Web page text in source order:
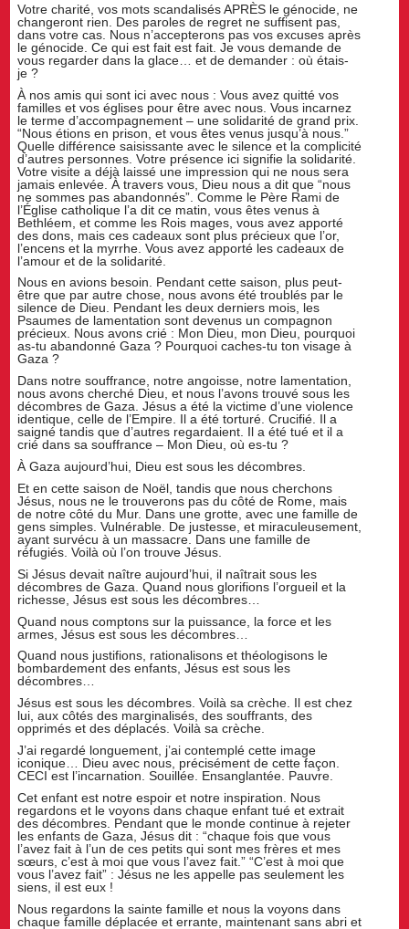
Votre charité, vos mots scandalisés APRÈS le génocide, ne
changeront rien. Des paroles de regret ne suffisent pas,
dans votre cas. Nous n’accepterons pas vos excuses après
le génocide. Ce qui est fait est fait. Je vous demande de
vous regarder dans la glace… et de demander : où étais-
je ?
À nos amis qui sont ici avec nous : Vous avez quitté vos
familles et vos églises pour être avec nous. Vous incarnez
le terme d’accompagnement – une solidarité de grand prix.
“Nous étions en prison, et vous êtes venus jusqu’à nous.”
Quelle différence saisissante avec le silence et la complicité
d’autres personnes. Votre présence ici signifie la solidarité.
Votre visite a déjà laissé une impression qui ne nous sera
jamais enlevée. À travers vous, Dieu nous a dit que “nous
ne sommes pas abandonnés”. Comme le Père Rami de
l’Église catholique l’a dit ce matin, vous êtes venus à
Bethléem, et comme les Rois mages, vous avez apporté
des dons, mais ces cadeaux sont plus précieux que l’or,
l’encens et la myrrhe. Vous avez apporté les cadeaux de
l’amour et de la solidarité.
Nous en avions besoin. Pendant cette saison, plus peut-
être que par autre chose, nous avons été troublés par le
silence de Dieu. Pendant les deux derniers mois, les
Psaumes de lamentation sont devenus un compagnon
précieux. Nous avons crié : Mon Dieu, mon Dieu, pourquoi
as-tu abandonné Gaza ? Pourquoi caches-tu ton visage à
Gaza ?
Dans notre souffrance, notre angoisse, notre lamentation,
nous avons cherché Dieu, et nous l’avons trouvé sous les
décombres de Gaza. Jésus a été la victime d’une violence
identique, celle de l’Empire. Il a été torturé. Crucifié. Il a
saigné tandis que d’autres regardaient. Il a été tué et il a
crié dans sa souffrance – Mon Dieu, où es-tu ?
À Gaza aujourd’hui, Dieu est sous les décombres.
Et en cette saison de Noël, tandis que nous cherchons
Jésus, nous ne le trouverons pas du côté de Rome, mais
de notre côté du Mur. Dans une grotte, avec une famille de
gens simples. Vulnérable. De justesse, et miraculeusement,
ayant survécu à un massacre. Dans une famille de
réfugiés. Voilà où l’on trouve Jésus.
Si Jésus devait naître aujourd’hui, il naîtrait sous les
décombres de Gaza. Quand nous glorifions l’orgueil et la
richesse, Jésus est sous les décombres…
Quand nous comptons sur la puissance, la force et les
armes, Jésus est sous les décombres…
Quand nous justifions, rationalisons et théologisons le
bombardement des enfants, Jésus est sous les
décombres…
Jésus est sous les décombres. Voilà sa crèche. Il est chez
lui, aux côtés des marginalisés, des souffrants, des
opprimés et des déplacés. Voilà sa crèche.
J’ai regardé longuement, j’ai contemplé cette image
iconique… Dieu avec nous, précisément de cette façon.
CECI est l’incarnation. Souillée. Ensanglantée. Pauvre.
Cet enfant est notre espoir et notre inspiration. Nous
regardons et le voyons dans chaque enfant tué et extrait
des décombres. Pendant que le monde continue à rejeter
les enfants de Gaza, Jésus dit : “chaque fois que vous
l’avez fait à l’un de ces petits qui sont mes frères et mes
sœurs, c’est à moi que vous l’avez fait.” “C’est à moi que
vous l’avez fait” : Jésus ne les appelle pas seulement les
siens, il est eux !
Nous regardons la sainte famille et nous la voyons dans
chaque famille déplacée et errante, maintenant sans abri et